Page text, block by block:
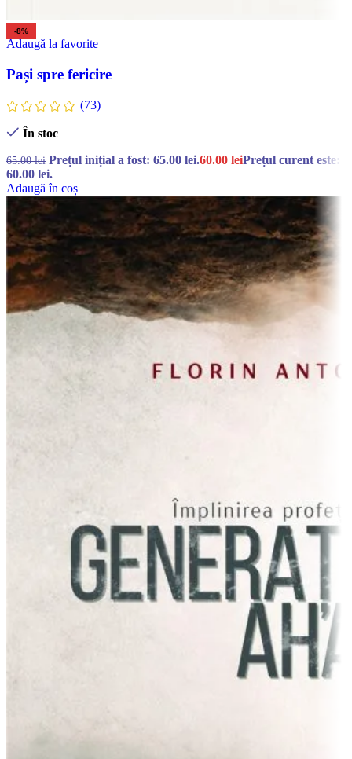
-8%
Adaugă la favorite
Pași spre fericire
(73)
În stoc
65.00lei Prețul inițial a fost: 65.00 lei.60.00 leiPrețul curent este:
60.00 lei.
Adaugă în coș